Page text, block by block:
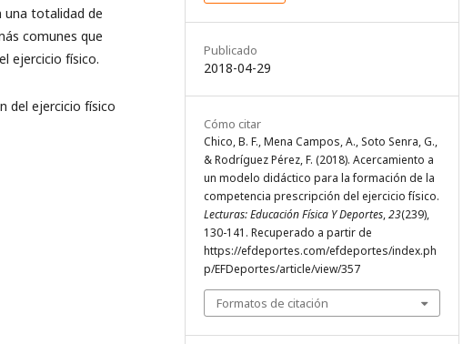
una totalidad de
comunes que
ejercicio físico.
del ejercicio físico
Publicado
2018-04-29
Cómo citar
Chico, B. F., Mena Campos, A., Soto Senra, G.,
& Rodríguez Pérez, F. (2018). Acercamiento a
un modelo didáctico para la formación de la
competencia prescripción del ejercicio físico.
Lecturas: Educación Física Y Deportes,23(239),
130-141. Recuperado a partir de
https://efdeportes.com/efdeportes/index.ph
p/EFDeportes/article/view/357
Formatos de citación